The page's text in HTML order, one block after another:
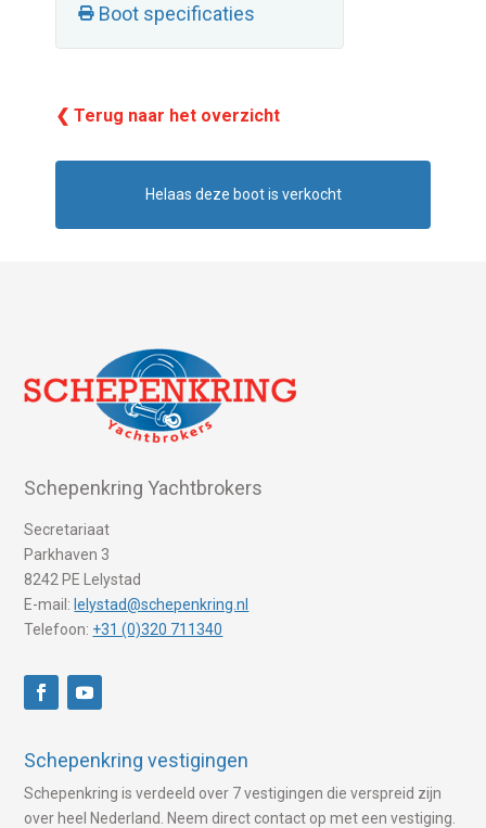
Boot specificaties
❮ Terug naar het overzicht
Helaas deze boot is verkocht
Schepenkring Yachtbrokers
Secretariaat
Parkhaven 3
8242 PE Lelystad
E-mail: lelystad@schepenkring.nl
Telefoon: +31 (0)320 711340
Schepenkring vestigingen
Schepenkring is verdeeld over 7 vestigingen die verspreid zijn
over heel Nederland. Neem direct contact op met een vestiging.